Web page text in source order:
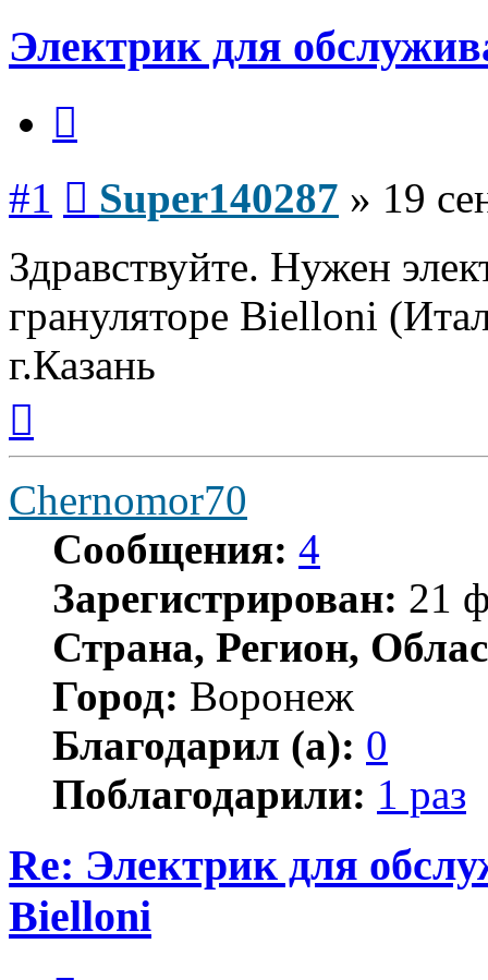
Электрик для
#1 Super140287 » 19
Здравствуйте. Нужен
грануляторе Bielloni
г.Казань
началу
Chernomor70
Сообщения: 4
Зарегистрирован: 21
Страна, Регион,
Город: Воронеж
Благодарил (а): 0
Поблагодарили: 1 раз
Re: Электрик для
Bielloni